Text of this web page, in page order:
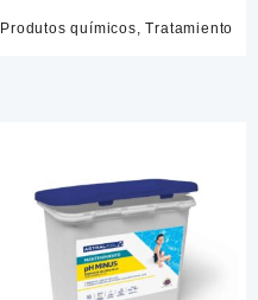
Produtos químicos ,Tratamiento